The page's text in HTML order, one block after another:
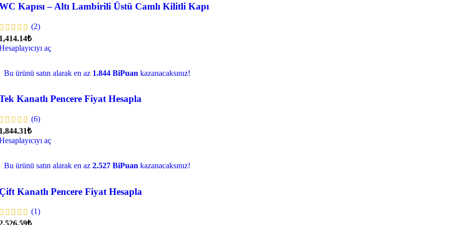
Kapısı – Altı Lambirili Üstü Camlı Kilitli Kapı
(2)
aç
Bu ürünü satın alarak en az 1.844 BiPuan kazanacaksınız!
Kanatlı Pencere Fiyat Hesapla
(6)
aç
Bu ürünü satın alarak en az 2.527 BiPuan kazanacaksınız!
Kanatlı Pencere Fiyat Hesapla
(1)